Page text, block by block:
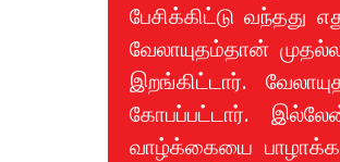
பேசிக்கிட்டு வந்தது
வேலாயுதம்தான்
இறங்கிட்டார்.
கோபப்பட்டார்.
வாழ்க்கையை